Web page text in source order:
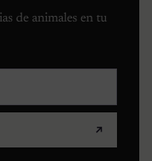
de animales en tu
↗